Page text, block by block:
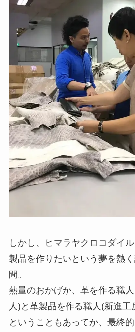
しかし、ヒマラヤクロコダイ
製品を作りたいという夢を熱
間。
熱量のおかげか、革を作る職
人)と革製品を作る職人(新進
ということもあってか、最終